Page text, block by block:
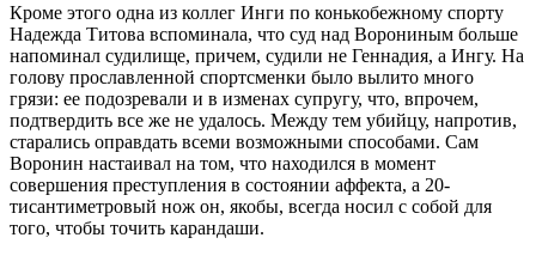
Кроме этого одна из коллег Инги по конькобежному спорту
Надежда Титова вспоминала, что суд над Ворониным больше
напоминал судилище, причем, судили не Геннадия, а Ингу. На
голову прославленной спортсменки было вылито много
грязи: ее подозревали и в изменах супругу, что, впрочем,
подтвердить все же не удалось. Между тем убийцу, напротив,
старались оправдать всеми возможными способами. Сам
Воронин настаивал на том, что находился в момент
совершения преступления в состоянии аффекта, а 20-
тисантиметровый нож он, якобы, всегда носил с собой для
того, чтобы точить карандаши.